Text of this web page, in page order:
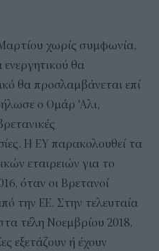
χωρίς συμφωνία,
ενεργητικού θα
θα προσλαμβάνεται επί
ο Ομάρ 'Αλι,
Η EY παρακολουθεί τα
εταιρειών για το
όταν οι Βρετανοί
την ΕΕ. Στην τελευταία
τέλη Νοεμβρίου 2018,
εξετάζουν ή έχουν